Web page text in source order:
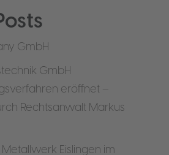
GmbH
GmbH
eröffnet –
Rechtsanwalt Markus
Eislingen im